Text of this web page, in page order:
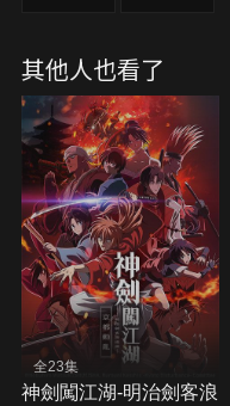
其他人也看了
全23集
神劍闖江湖-明治劍客浪